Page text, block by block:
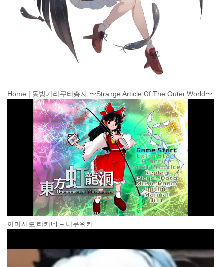
Home | 동방가라쿠타총지 〜Strange Article Of The Outer World〜
야마시로 타카네 – 나무위키